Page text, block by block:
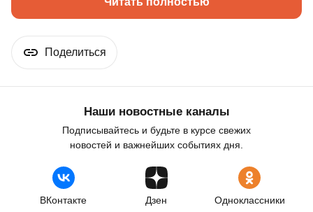
Поделиться
Наши новостные каналы
Подписывайтесь и будьте в курсе свежих
новостей и важнейших событиях дня.
ВКонтакте Дзен Одноклассники